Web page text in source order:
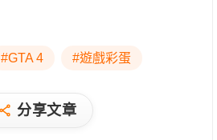
#GTA 4 #遊戲彩蛋
分享文章